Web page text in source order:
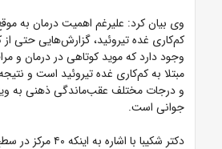
وی بیان کرد: علیرغم اهمیت درمان به‌
کم‌کاری غده تیروئید، گزارش‌هایی حتی از
وجود دارد که موید کوتاهی در درمان و
مبتلا به کم‌کاری غده تیروئید است و
و درجات مختلف عقب‌ماندگی ذهنی به
جوانی است.
دکتر شکیبا با اشاره